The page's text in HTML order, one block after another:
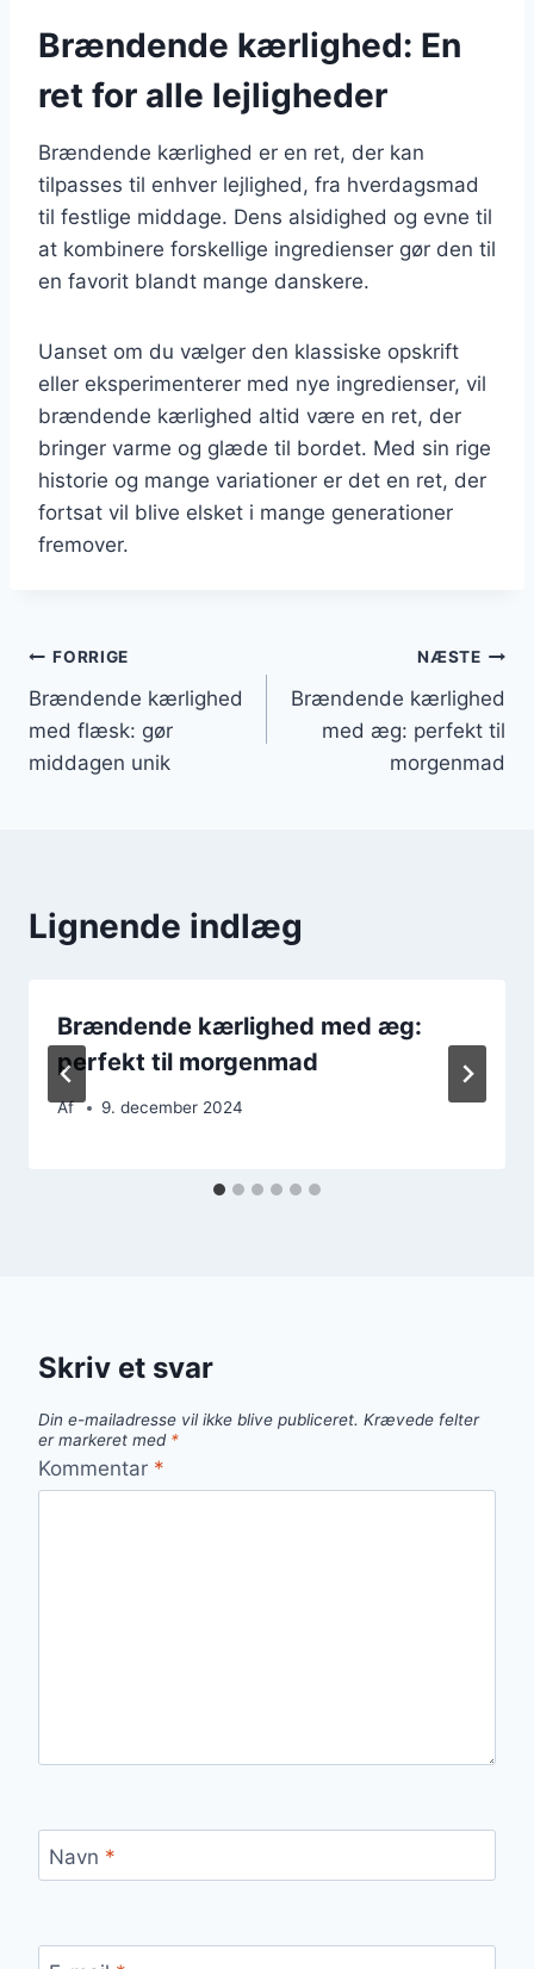
Brændende kærlighed: En
ret for alle lejligheder
Brændende kærlighed er en ret, der kan
tilpasses til enhver lejlighed, fra hverdagsmad
til festlige middage. Dens alsidighed og evne til
at kombinere forskellige ingredienser gør den til
en favorit blandt mange danskere.
Uanset om du vælger den klassiske opskrift
eller eksperimenterer med nye ingredienser, vil
brændende kærlighed altid være en ret, der
bringer varme og glæde til bordet. Med sin rige
historie og mange variationer er det en ret, der
fortsat vil blive elsket i mange generationer
fremover.
Indlægsnavigation
FORRIGE
Brændende kærlighed
med flæsk: gør
middagen unik
NÆSTE
Brændende kærlighed
med æg: perfekt til
morgenmad
Lignende indlæg
Brændende kærlighed med æg:
perfekt til morgenmad
Af 9. december 2024
Skriv et svar
Din e-mailadresse vil ikke blive publiceret. Krævede felter
er markeret med *
Kommentar *
Navn *